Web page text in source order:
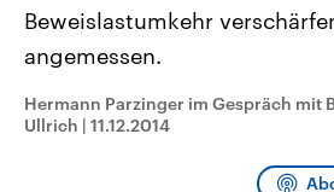
Umfragen, Prognosen,
und Hintergründe zu den Parteien
Wahl.
Sendungen
Audio-Archiv
Beweislastumkehr
angemessen.
Hermann Parzinger im Gespräch mit
Ullrich | 11.12.2014